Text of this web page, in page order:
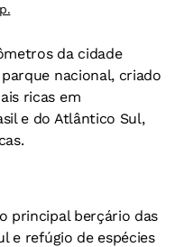
da cidade
nacional, criado
ricas em
e do Atlântico Sul,
principal berçário das
e refúgio de espécies